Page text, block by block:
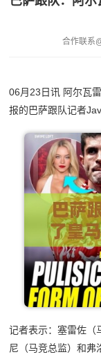
合作联系
06月23日讯 阿尔瓦
报的巴萨跟队记者
记者表示：塞雷佐（
尼（马竞总监）和弗